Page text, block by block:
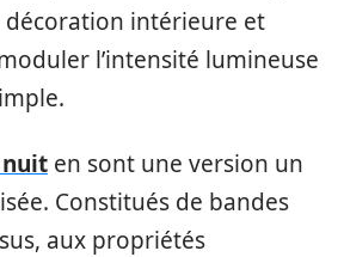
décoration intérieure et
l’intensité lumineuse
en sont une version un
Constitués de bandes
aux propriétés